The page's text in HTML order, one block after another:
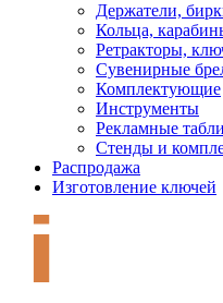
Держатели,
Кольца,
Ретракторы,
Сувенирные
Комплектующие
Инструменты
Рекламные
Стенды и
Распродажа
Изготовление ключей